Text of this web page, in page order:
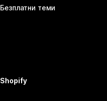
Безплатни теми
Shopify